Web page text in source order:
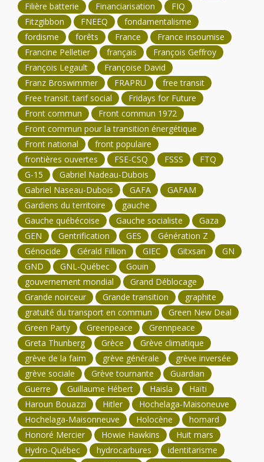
Filière batterie
Financiarisation
FIQ
Fitzgibbon
FNEEQ
fondamentalisme
fordisme
forêts France
France insoumise
Francine Pelletier
français
François Geffroy
François Legault
Françoise David
Franz Broswimmer
FRAPRU
free transit
Free transit. tarif social
Fridays for Future
Front commun
Front commun 1972
Front commun pour la transition énergétique
Front national
front populaire
frontières ouvertes
FSE-CSQ FSSS
FTQ
G-15
Gabriel Nadeau-Dubois
Gabriel Naseau-Dubois
GAFA
GAFAM
Gardiens du territoire
gauche
Gauche québécoise
Gauche socialiste
Gaza
GEN
Gentrification GES
Génération Z
Génocide
Gérald Fillion GIEC Gitxsan
GN
GND
GNL-Québec
Gouin
gouvernement mondial
Grand Déblocage
Grande noirceur
Grande transition
graphite
gratuité du transport en commun
Green New Deal
Green Party
Greenpeace
Grennpeace
Greta Thunberg
Grèce
Grève climatique
grève de la faim
grève générale
grève inversée
grève sociale
Grève tournante
Guardian
Guerre
Guillaume Hébert Haisla
Haïti
Haroun Bouazzi
Hitler
Hochelaga-Maisoneuve
Hochelaga-Maisonneuve
Holocène
homard
Honoré Mercier
Howie Hawkins
Huit mars
Hydro-Québec
hydrocarbures
identitarisme